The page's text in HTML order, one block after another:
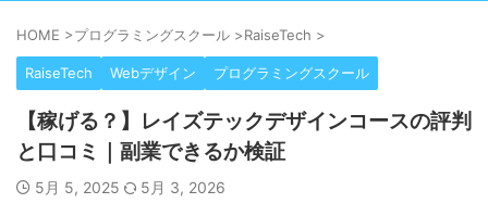
HOME >プログラミングスクール >RaiseTech >
RaiseTech Webデザイン プログラミングスクール
【稼げる？】レイズテックデザインコースの評判
と口コミ｜副業できるか検証
5月 5, 2025 5月 3, 2026